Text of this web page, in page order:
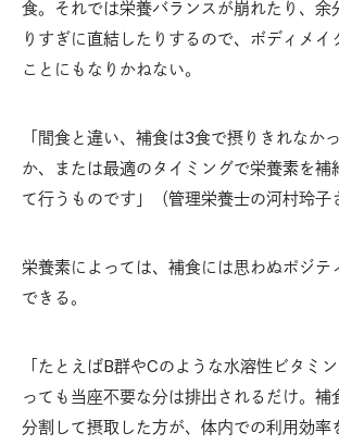
食。それでは栄養バランスが崩れたり、余
りすぎに直結したりするので、ボディメイ
ことにもなりかねない。
「間食と違い、補食は3食で摂りきれなか
か、または最適のタイミングで栄養素を補
て行うものです」（管理栄養士の河村玲子
栄養素によっては、補食には思わぬポジテ
できる。
「たとえばB群やCのような水溶性ビタミ
っても当座不要な分は排出されるだけ。補
分割して摂取した方が、体内での利用効率